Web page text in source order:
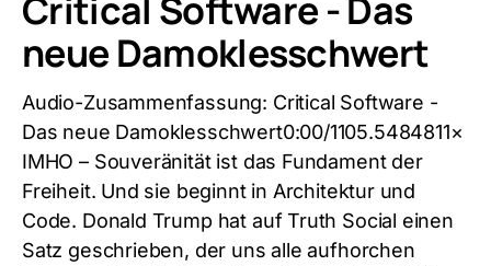
neue Damoklesschwert
Audio-Zusammenfassung: Critical Software -
Das neue Damoklesschwert0:00/1105.5484811×
IMHO – Souveränität ist das Fundament der
Freiheit. Und sie beginnt in Architektur und
Code. Donald Trump hat auf Truth Social einen
Satz geschrieben, der uns alle aufhorchen